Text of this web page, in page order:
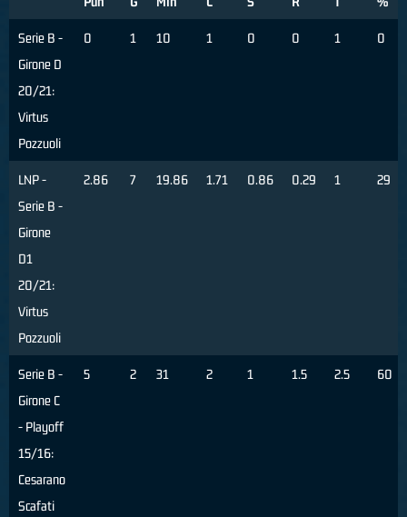
Serie B -
Girone D
20/21:
Virtus
Pozzuoli
0 1 10 1 0 0 1 0
LNP -
Serie B -
Girone
D1
20/21:
Virtus
Pozzuoli
2.86 7 19.86 1.71 0.86 0.29 1 29
Serie B -
Girone C
- Playoff
15/16:
Cesarano
Scafati
5 2 31 2 1 1.5 2.5 60